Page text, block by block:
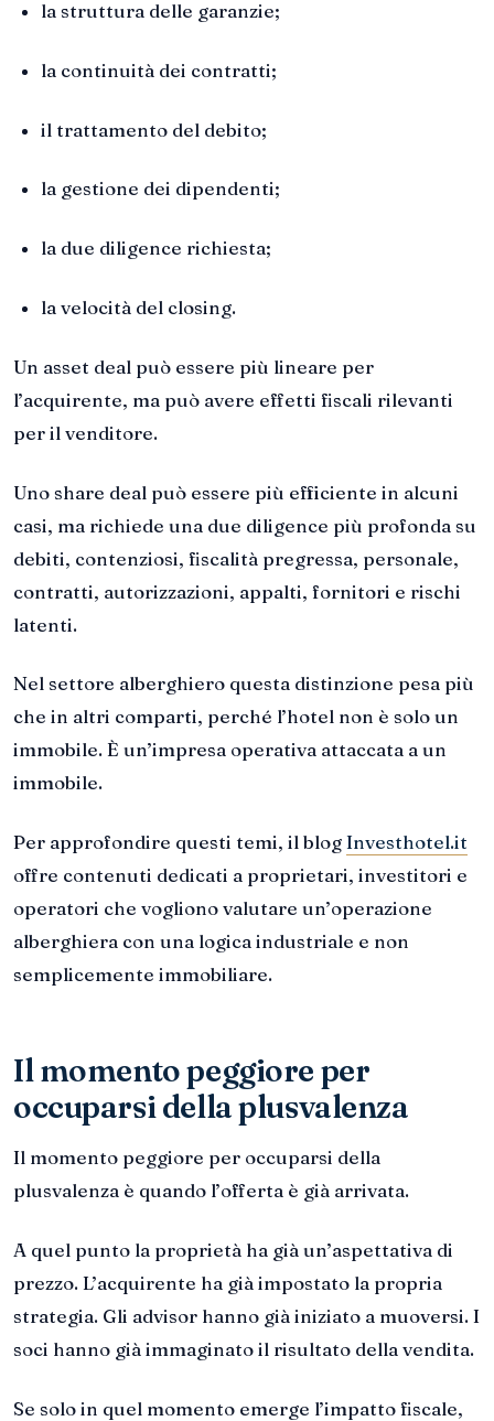
la struttura delle garanzie;
la continuità dei contratti;
il trattamento del debito;
la gestione dei dipendenti;
la due diligence richiesta;
la velocità del closing.
Un asset deal può essere più lineare per
l’acquirente, ma può avere effetti fiscali rilevanti
per il venditore.
Uno share deal può essere più efficiente in alcuni
casi, ma richiede una due diligence più profonda su
debiti, contenziosi, fiscalità pregressa, personale,
contratti, autorizzazioni, appalti, fornitori e rischi
latenti.
Nel settore alberghiero questa distinzione pesa più
che in altri comparti, perché l’hotel non è solo un
immobile. È un’impresa operativa attaccata a un
immobile.
Per approfondire questi temi, il blogInvesthotel.it
offre contenuti dedicati a proprietari, investitori e
operatori che vogliono valutare un’operazione
alberghiera con una logica industriale e non
semplicemente immobiliare.
Il momento peggiore per
occuparsi della plusvalenza
Il momento peggiore per occuparsi della
plusvalenza è quando l’offerta è già arrivata.
A quel punto la proprietà ha già un’aspettativa di
prezzo. L’acquirente ha già impostato la propria
strategia. Gli advisor hanno già iniziato a muoversi. I
soci hanno già immaginato il risultato della vendita.
Se solo in quel momento emerge l’impatto fiscale,